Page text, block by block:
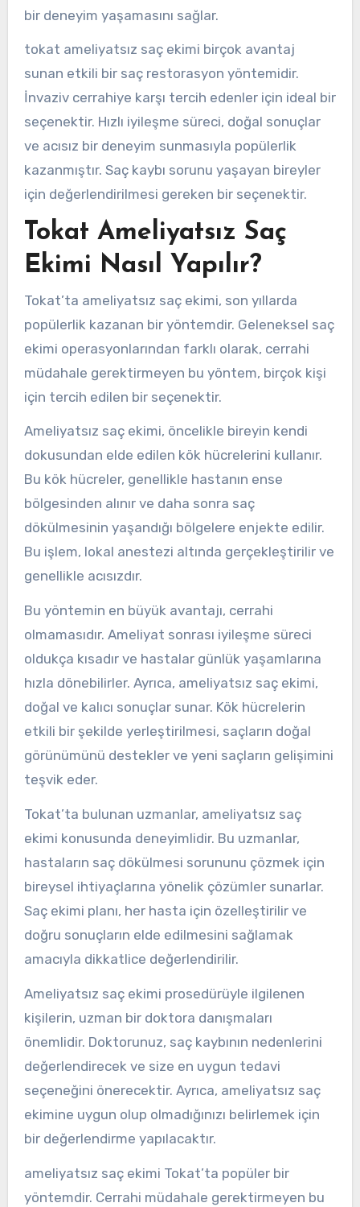
bir deneyim yaşamasını sağlar.
tokat ameliyatsız saç ekimi birçok avantaj
sunan etkili bir saç restorasyon yöntemidir.
İnvaziv cerrahiye karşı tercih edenler için ideal bir
seçenektir. Hızlı iyileşme süreci, doğal sonuçlar
ve acısız bir deneyim sunmasıyla popülerlik
kazanmıştır. Saç kaybı sorunu yaşayan bireyler
için değerlendirilmesi gereken bir seçenektir.
Tokat Ameliyatsız Saç
Ekimi Nasıl Yapılır?
Tokat’ta ameliyatsız saç ekimi, son yıllarda
popülerlik kazanan bir yöntemdir. Geleneksel saç
ekimi operasyonlarından farklı olarak, cerrahi
müdahale gerektirmeyen bu yöntem, birçok kişi
için tercih edilen bir seçenektir.
Ameliyatsız saç ekimi, öncelikle bireyin kendi
dokusundan elde edilen kök hücrelerini kullanır.
Bu kök hücreler, genellikle hastanın ense
bölgesinden alınır ve daha sonra saç
dökülmesinin yaşandığı bölgelere enjekte edilir.
Bu işlem, lokal anestezi altında gerçekleştirilir ve
genellikle acısızdır.
Bu yöntemin en büyük avantajı, cerrahi
olmamasıdır. Ameliyat sonrası iyileşme süreci
oldukça kısadır ve hastalar günlük yaşamlarına
hızla dönebilirler. Ayrıca, ameliyatsız saç ekimi,
doğal ve kalıcı sonuçlar sunar. Kök hücrelerin
etkili bir şekilde yerleştirilmesi, saçların doğal
görünümünü destekler ve yeni saçların gelişimini
teşvik eder.
Tokat’ta bulunan uzmanlar, ameliyatsız saç
ekimi konusunda deneyimlidir. Bu uzmanlar,
hastaların saç dökülmesi sorununu çözmek için
bireysel ihtiyaçlarına yönelik çözümler sunarlar.
Saç ekimi planı, her hasta için özelleştirilir ve
doğru sonuçların elde edilmesini sağlamak
amacıyla dikkatlice değerlendirilir.
Ameliyatsız saç ekimi prosedürüyle ilgilenen
kişilerin, uzman bir doktora danışmaları
önemlidir. Doktorunuz, saç kaybının nedenlerini
değerlendirecek ve size en uygun tedavi
seçeneğini önerecektir. Ayrıca, ameliyatsız saç
ekimine uygun olup olmadığınızı belirlemek için
bir değerlendirme yapılacaktır.
ameliyatsız saç ekimi Tokat’ta popüler bir
yöntemdir. Cerrahi müdahale gerektirmeyen bu